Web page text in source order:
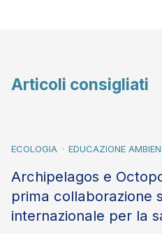
Articoli consigliati
ECOLOGIA EDUCAZIONE
Archipelagos e
prima collaborazione
internazionale per la